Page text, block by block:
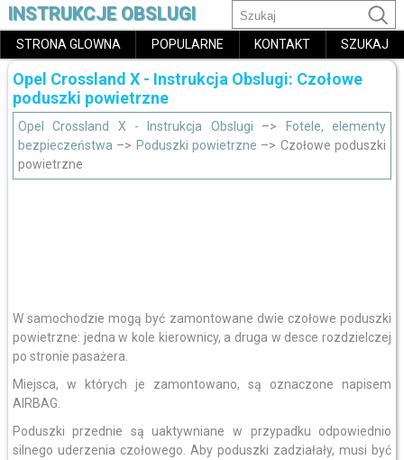
INSTRUKCJE OBSLUGI
STRONA GLOWNA POPULARNE KONTAKT SZUKAJ
Opel Crossland X - Instrukcja Obslugi: Czołowe
poduszki powietrzne
Opel Crossland X - Instrukcja Obslugi –>
Fotele, elementy
bezpieczeństwa –> Poduszki powietrzne –> Czołowe poduszki
powietrzne
W samochodzie mogą być zamontowane dwie czołowe poduszki
powietrzne: jedna w kole kierownicy, a druga w desce rozdzielczej
po stronie pasażera.
Miejsca, w których je zamontowano, są oznaczone napisem
AIRBAG.
Poduszki przednie są uaktywniane w przypadku odpowiednio
silnego uderzenia czołowego. Aby poduszki zadziałały, musi być